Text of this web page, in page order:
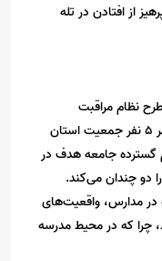
از افتادن در تله
نظام مراقبت
اجتماعی دانش‌آموزان (نماد) بیان کرد: از هر ۵ نفر جمعیت استان
گسترده جامعه هدف در
دو چندان می‌کند.
در مدارس، واقعیت‌های
چرا که در محیط مدرسه